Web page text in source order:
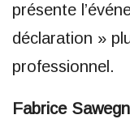
présente
déclaration »
professionnel.
Fabrice